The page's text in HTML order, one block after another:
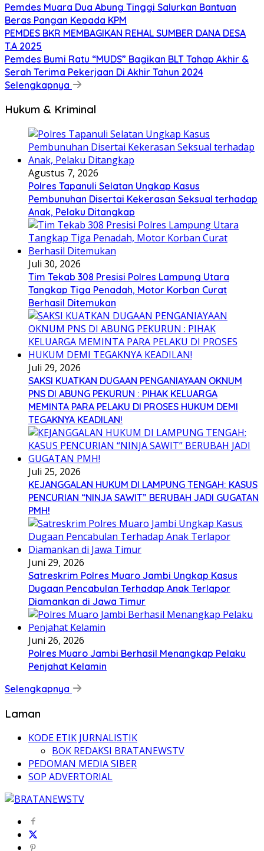
Pemdes Muara Dua Abung Tinggi Salurkan Bantuan
Beras Pangan Kepada KPM
PEMDES BKR MEMBAGIKAN REHAL SUMBER DANA DESA
T.A 2025
Pemdes Bumi Ratu “MUDS” Bagikan BLT Tahap Akhir &
Serah Terima Pekerjaan Di Akhir Tahun 2024
Selengkapnya
Hukum & Kriminal
Agustus 7, 2026
Polres Tapanuli Selatan Ungkap Kasus
Pembunuhan Disertai Kekerasan Seksual terhadap
Anak, Pelaku Ditangkap
Juli 30, 2026
Tim Tekab 308 Presisi Polres Lampung Utara
Tangkap Tiga Penadah, Motor Korban Curat
Berhasil Ditemukan
Juli 29, 2026
SAKSI KUATKAN DUGAAN PENGANIAYAAN OKNUM
PNS DI ABUNG PEKURUN : PIHAK KELUARGA
MEMINTA PARA PELAKU DI PROSES HUKUM DEMI
TEGAKNYA KEADILAN!
Juli 25, 2026
KEJANGGALAN HUKUM DI LAMPUNG TENGAH: KASUS
PENCURIAN “NINJA SAWIT” BERUBAH JADI GUGATAN
PMH!
Juni 29, 2026
Satreskrim Polres Muaro Jambi Ungkap Kasus
Dugaan Pencabulan Terhadap Anak Terlapor
Diamankan di Jawa Timur
Juni 26, 2026
Polres Muaro Jambi Berhasil Menangkap Pelaku
Penjahat Kelamin
Selengkapnya
Laman
KODE ETIK JURNALISTIK
BOK REDAKSI BRATANEWSTV
PEDOMAN MEDIA SIBER
SOP ADVERTORIAL